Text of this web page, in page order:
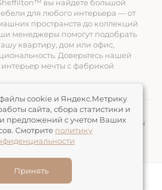
вы найдете большой
для любого интерьера — от
пространств до коллекций
менеджеры помогут подобрать
квартиру, дом или офис,
Доверьтесь нашей
интерьер мечты с фабрикой
Sheffilton™ Все права защищены
сайтов
Корзина Избранное ЛК
cookie и Яндекс.Метрику
сайта, сбора статистики и
предложений с учетом Ваших
Смотрите политику
Принять